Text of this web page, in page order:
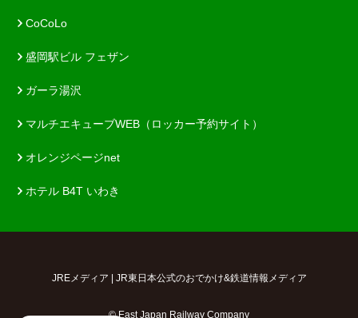
CoCoLo
盛岡駅ビル フェザン
ガーラ湯沢
マルチエキューブWEB（ロッカー予約サイト）
オレンジページnet
ホテル B4T いわき
JREメディア | JR東日本公式のおでかけ&鉄道情報メディア
© East Japan Railway Company